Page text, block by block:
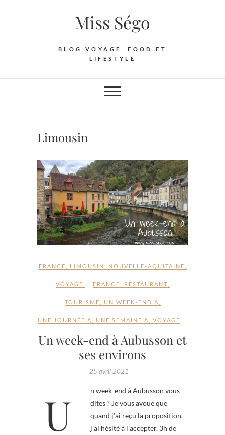
Miss Ségo
BLOG VOYAGE, FOOD ET
LIFESTYLE
Limousin
FRANCE LIMOUSIN NOUVELLE-AQUITAINE
VOYAGE FRANCE RESTAURANT
TOURISME UN WEEK-END À
UNE JOURNÉE À UNE SEMAINE À VOYAGE
Un week-end à Aubusson et
ses environs
25 avril 2021
Un week-end à Aubusson vous
dites ? Je vous avoue que
quand j’ai reçu la proposition,
j’ai hésité à l’accepter. 3h de